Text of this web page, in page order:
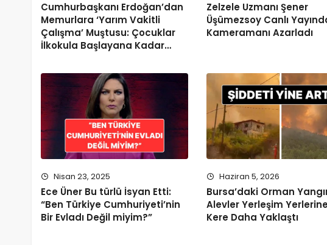
Cumhurbaşkanı Erdoğan’dan
Memurlara ‘Yarım Vakitli
Çalışma’ Muştusu: Çocuklar
İlkokula Başlayana Kadar…
Zelzele Uzmanı Şener
Üşümezsoy Canlı
Kameramanı Azarladı
Nisan 23, 2025
Ece Üner Bu türlü İsyan Etti:
“Ben Türkiye Cumhuriyeti’nin
Bir Evladı Değil miyim?”
Haziran 5, 2026
Bursa’daki Orman
Alevler Yerleşim
Kere Daha Yaklaştı